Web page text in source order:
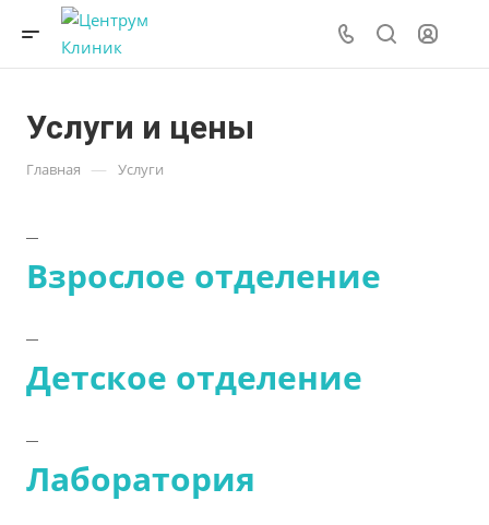
Услуги и цены
Главная — Услуги
Взрослое отделение
Детское отделение
Лаборатория